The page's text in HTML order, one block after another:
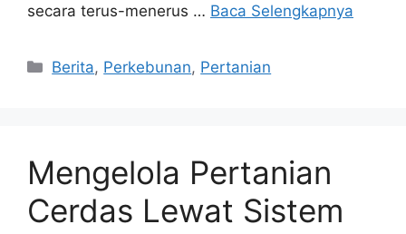
secara terus-menerus … Baca Selengkapnya
Kategori
Berita, Perkebunan, Pertanian
Mengelola Pertanian
Cerdas Lewat Sistem